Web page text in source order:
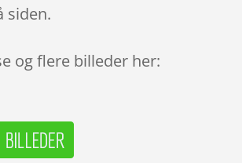
siden.
og flere billeder her: